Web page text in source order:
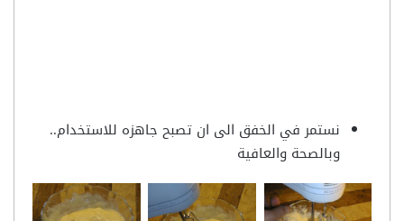
نستمر في الخفق الى ان تصبح جاهزه للاستخدام..
وبالصحة والعافية